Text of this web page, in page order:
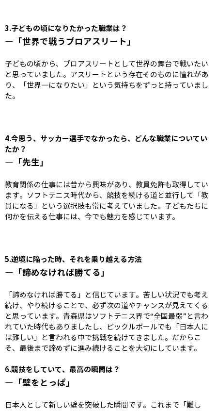
3.子どもの頃になりたかった職業は？
―「世界で戦うプロアスリート」
子どもの頃から、プロアスリートとして世界の舞台で戦いたい
と思っていました。アスリートという存在そのものに憧れがあ
り、「世界一になりたい」という気持ちをずっと持っていまし
た。
4.今思う、サッカー選手でなかったら、どんな職業についてい
たか？
―「先生」
教育関係の仕事には昔から興味があり、教員免許も取得してい
ます。ソフトテニス時代から、競技を続ける道と並行して「教
員になる」という選択肢も常に考えていました。子どもたちに
何かを伝える仕事には、今でも魅力を感じています。
5.逆境に陥った時、それを乗り越える方法
―「諦めなければ勝てる」
「諦めなければ勝てる」と信じています。苦しい状況でも考え
続け、やり続けることで、必ず次の道やチャンスが見えてくる
と思っています。青森県はソフトテニス界で“全国最弱”と言わ
れていた時代もありましたし、ピックルボールでも「日本人に
は難しい」と言われる中で挑戦を続けてきました。だからこ
そ、最後まで諦めずに進み続けることを大切にしています。
6.競技をしていて、最高の瞬間は？
―「壁をとっぱ」
日本人として新しい壁を突破した瞬間です。これまで「難し